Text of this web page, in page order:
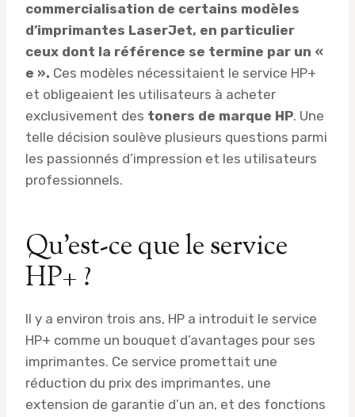
commercialisation de certains modèles
d’imprimantes LaserJet, en particulier
ceux dont la référence se termine par un «
e ». Ces modèles nécessitaient le service HP+
et obligeaient les utilisateurs à acheter
exclusivement des toners de marque HP. Une
telle décision soulève plusieurs questions parmi
les passionnés d’impression et les utilisateurs
professionnels.
Qu’est-ce que le service
HP+ ?
Il y a environ trois ans, HP a introduit le service
HP+ comme un bouquet d’avantages pour ses
imprimantes. Ce service promettait une
réduction du prix des imprimantes, une
extension de garantie d’un an, et des fonctions